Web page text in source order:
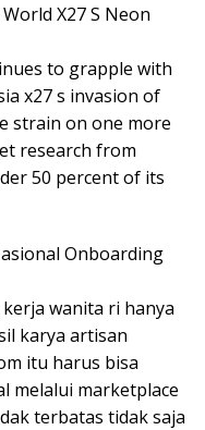
X27 S Neon
to grapple with
x27 s invasion of
strain on one more
research from
50 percent of its
Onboarding
wanita ri hanya
karya artisan
itu harus bisa
melalui marketplace
terbatas tidak saja